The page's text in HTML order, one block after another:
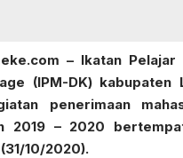
– Ikatan Pelajar
(IPM-DK) kabupaten
penerimaan
2019 – 2020
10/2020).